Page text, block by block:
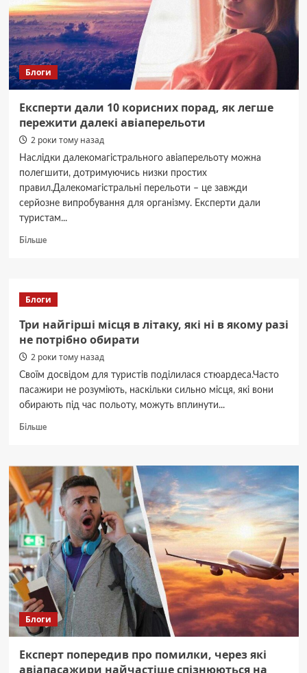
Блоги
Експерти дали 10 корисних порад, як легше
пережити далекі авіаперельоти
2 роки тому назад
Наслідки далекомагістрального авіаперельоту можна
полегшити, дотримуючись низки простих
правил.Далекомагістральні перельоти – це завжди
серйозне випробування для організму. Експерти дали
туристам...
БільшеДокладніше
корисних
як
легше
пережити
авіаперельоти
Блоги
Три найгірші місця в літаку, які ні в якому разі
не потрібно обирати
2 роки тому назад
Своїм досвідом для туристів поділилася стюардеса.Часто
пасажири не розуміють, наскільки сильно місця, які вони
обирають під час польоту, можуть вплинути...
БільшеДокладніше
найгірші
місця
в
літаку,
які
в
якому
разі
не
потрібно
обирати
Блоги
Експерт попередив про помилки, через які
авіапасажири найчастіше спізнюються на